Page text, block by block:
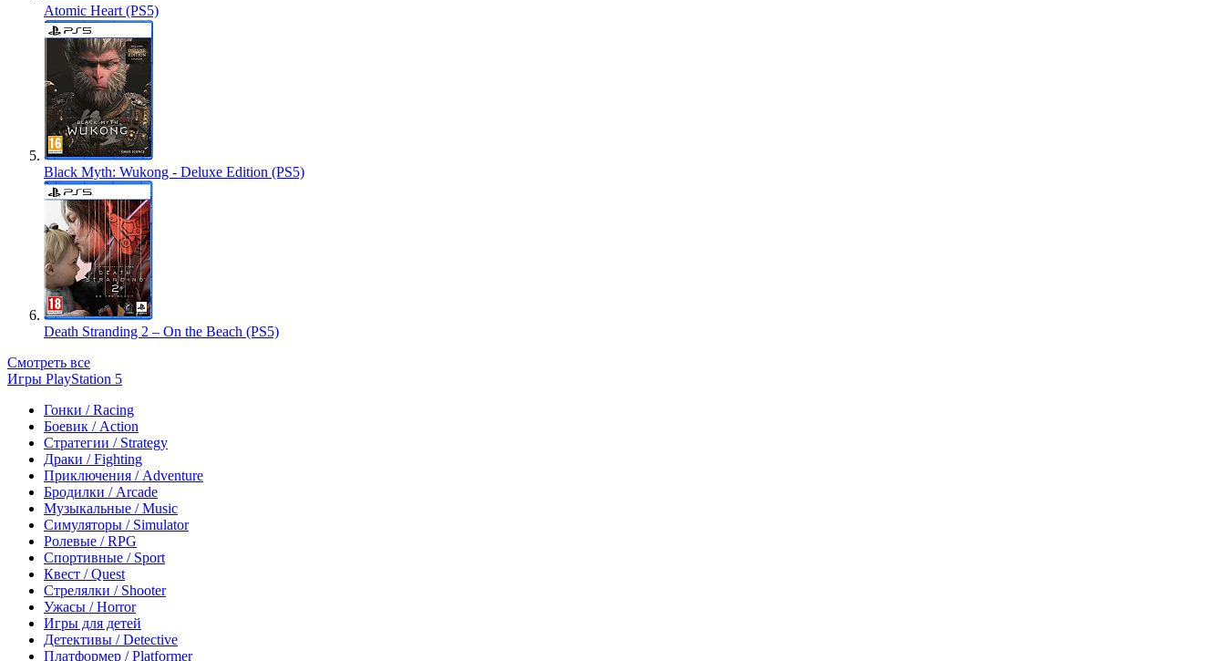
Atomic Heart (PS5)
Black Myth: Wukong - Deluxe Edition (PS5)
Death Stranding 2 – On the Beach (PS5)
Смотреть все
Игры PlayStation 5
Гонки / Racing
Боевик / Action
Стратегии / Strategy
Драки / Fighting
Приключения / Adventure
Бродилки / Arcade
Музыкальные / Music
Симуляторы / Simulator
Ролевые / RPG
Спортивные / Sport
Квест / Quest
Стрелялки / Shooter
Ужасы / Horror
Игры для детей
Детективы / Detective
Платформер / Platformer